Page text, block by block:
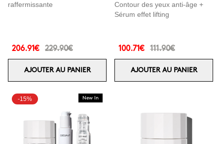
raffermissante
206.91€ 229.90€
AJOUTER AU PANIER
Contour des yeux anti-âge +
Sérum effet lifting
100.71€ 111.90€
AJOUTER AU PANIER
-15% New In